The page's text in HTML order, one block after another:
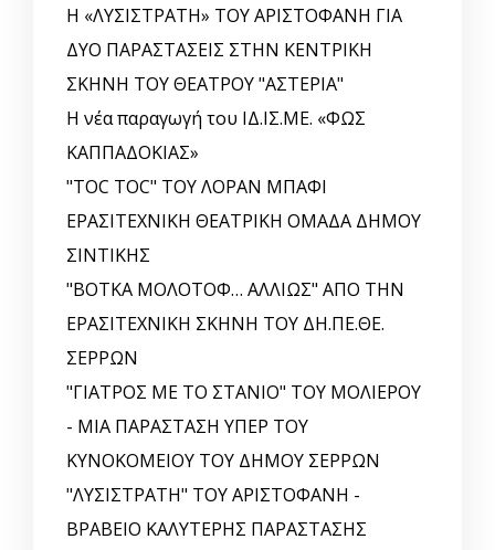
Η «ΛΥΣΙΣΤΡΑΤΗ» ΤΟΥ ΑΡΙΣΤΟΦΑΝΗ ΓΙΑ
ΔΥΟ ΠΑΡΑΣΤΑΣΕΙΣ ΣΤΗΝ ΚΕΝΤΡΙΚΗ
ΣΚΗΝΗ ΤΟΥ ΘΕΑΤΡΟΥ "ΑΣΤΕΡΙΑ"
Η νέα παραγωγή του ΙΔ.ΙΣ.ΜΕ. «ΦΩΣ
ΚΑΠΠΑΔΟΚΙΑΣ»
"TOC TOC" ΤΟΥ ΛΟΡΑΝ ΜΠΑΦΙ
ΕΡΑΣΙΤΕΧΝΙΚΗ ΘΕΑΤΡΙΚΗ ΟΜΑΔΑ ΔΗΜΟΥ
ΣΙΝΤΙΚΗΣ
"ΒΟΤΚΑ ΜΟΛΟΤΟΦ… ΑΛΛΙΩΣ" ΑΠΟ ΤΗΝ
ΕΡΑΣΙΤΕΧΝΙΚΗ ΣΚΗΝΗ ΤΟΥ ΔΗ.ΠΕ.ΘΕ.
ΣΕΡΡΩΝ
"ΓΙΑΤΡΟΣ ΜΕ ΤΟ ΣΤΑΝΙΟ" ΤΟΥ ΜΟΛΙΕΡΟΥ
- ΜΙΑ ΠΑΡΑΣΤΑΣΗ ΥΠΕΡ ΤΟΥ
ΚΥΝΟΚΟΜΕΙΟΥ ΤΟΥ ΔΗΜΟΥ ΣΕΡΡΩΝ
"ΛΥΣΙΣΤΡΑΤΗ" ΤΟΥ ΑΡΙΣΤΟΦΑΝΗ -
ΒΡΑΒΕΙΟ ΚΑΛΥΤΕΡΗΣ ΠΑΡΑΣΤΑΣΗΣ